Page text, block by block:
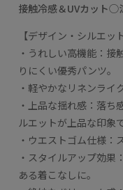
接触冷感＆UVカット◯
【デザイン・シルエット
・うれしい高機能：接
りにくい優秀パンツ。
・軽やかなリネンライ
・上品な揺れ感：落ち
ルエットが上品な印象で
・ウエストゴム仕様：
・スタイルアップ効果
ある着こなしに。